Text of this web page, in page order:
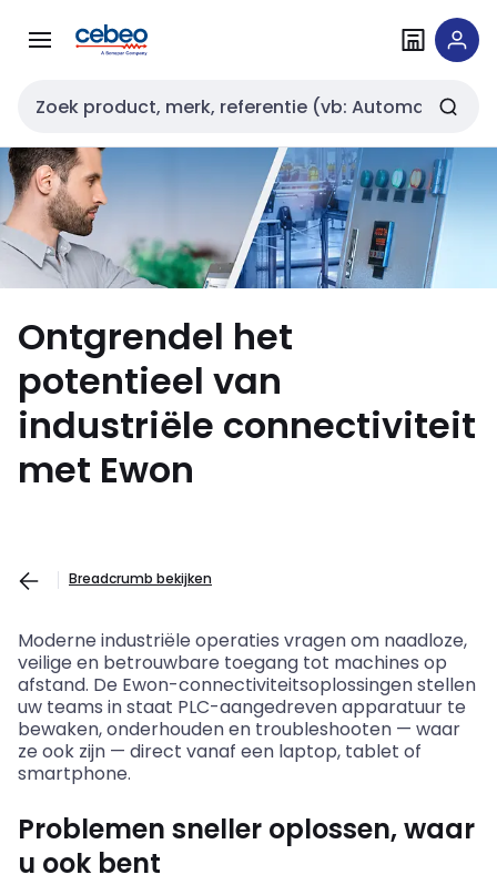
naar
naar
Zoekveld invoer
Ontgrendel het
potentieel van
industriële connectiviteit
met Ewon
Breadcrumb bekijken
Moderne industriële operaties vragen om naadloze,
veilige en betrouwbare toegang tot machines op
afstand. De Ewon-connectiviteitsoplossingen stellen
uw teams in staat PLC-aangedreven apparatuur te
bewaken, onderhouden en troubleshooten — waar
ze ook zijn — direct vanaf een laptop, tablet of
smartphone.
Problemen sneller oplossen, waar
u ook bent